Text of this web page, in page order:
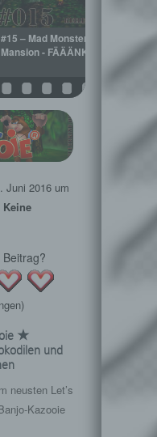
#15 – Mad Monsters
Mansion - FÄÄÄNK JU
#16
Juni 2016 um
Keine
★
und
neusten Let’s
Kazooie